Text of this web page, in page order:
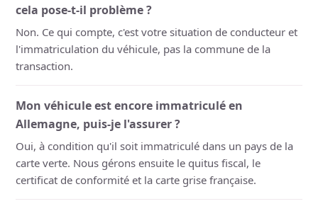
cela pose-t-il problème ?
Non. Ce qui compte, c'est votre situation de conducteur et
l'immatriculation du véhicule, pas la commune de la
transaction.
Mon véhicule est encore immatriculé en
Allemagne, puis-je l'assurer ?
Oui, à condition qu'il soit immatriculé dans un pays de la
carte verte. Nous gérons ensuite le quitus fiscal, le
certificat de conformité et la carte grise française.